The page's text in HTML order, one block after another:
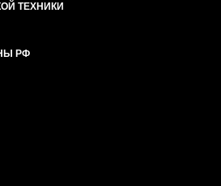
ТЕХНИКИ
РФ